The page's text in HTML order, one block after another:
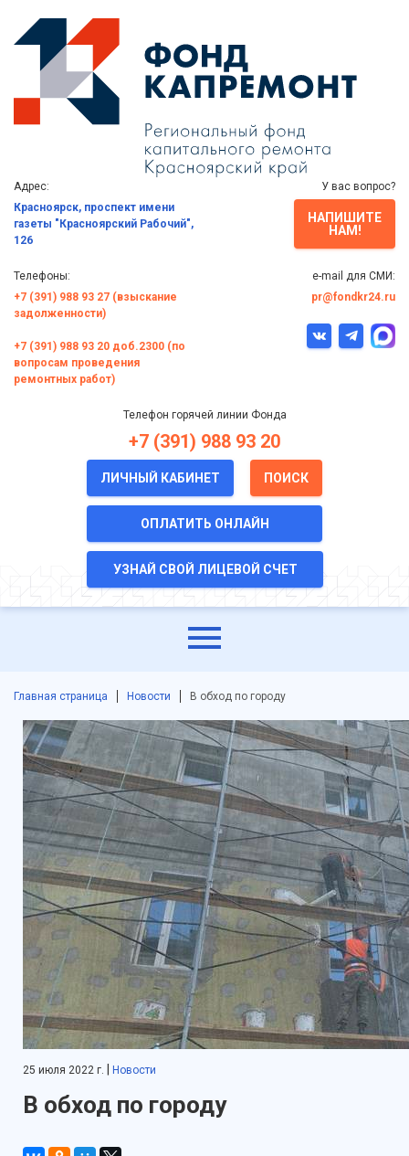
Адрес:
Красноярск, проспект имени
газеты "Красноярский Рабочий",
126
Телефоны:
+7 (391) 988 93 27 (взыскание
задолженности)
+7 (391) 988 93 20 доб.2300 (по
вопросам проведения
ремонтных работ)
У вас вопрос?
НАПИШИТЕ
НАМ!
e-mail для СМИ:
pr@fondkr24.ru
Телефон горячей линии Фонда
+7 (391) 988 93 20
ЛИЧНЫЙ КАБИНЕТ ПОИСК
ОПЛАТИТЬ ОНЛАЙН
УЗНАЙ СВОЙ ЛИЦЕВОЙ СЧЕТ
Главная страница Новости В обход по городу
25 июля 2022 г. Новости
В обход по городу